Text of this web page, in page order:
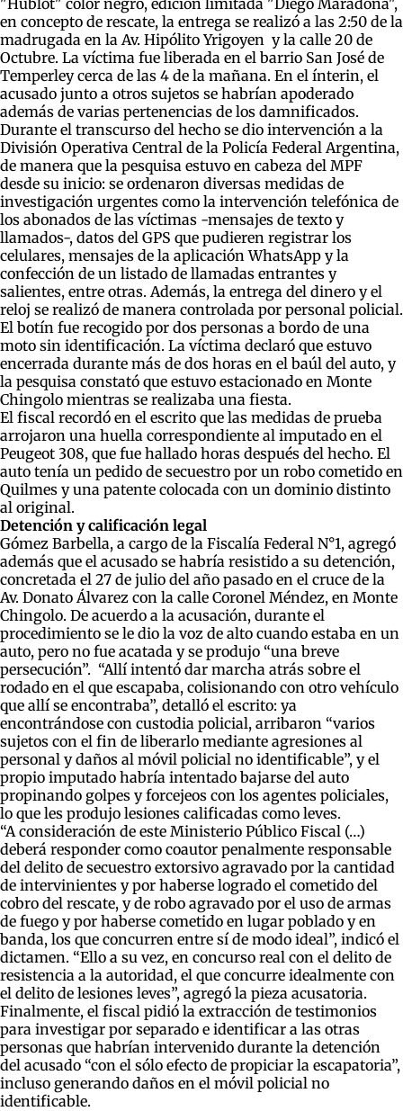
en concepto de rescate, la entrega se realizó a las 2:50 de la
madrugada en la Av. Hipólito Yrigoyen y la calle 20 de
Octubre. La víctima fue liberada en el barrio San José de
Temperley cerca de las 4 de la mañana. En el ínterin, el
acusado junto a otros sujetos se habrían apoderado
además de varias pertenencias de los damnificados.
Durante el transcurso del hecho se dio intervención a la
División Operativa Central de la Policía Federal Argentina,
de manera que la pesquisa estuvo en cabeza del MPF
desde su inicio: se ordenaron diversas medidas de
investigación urgentes como la intervención telefónica de
los abonados de las víctimas -mensajes de texto y
llamados-, datos del GPS que pudieren registrar los
celulares, mensajes de la aplicación WhatsApp y la
confección de un listado de llamadas entrantes y
salientes, entre otras. Además, la entrega del dinero y el
reloj se realizó de manera controlada por personal policial.
El botín fue recogido por dos personas a bordo de una
moto sin identificación. La víctima declaró que estuvo
encerrada durante más de dos horas en el baúl del auto, y
la pesquisa constató que estuvo estacionado en Monte
Chingolo mientras se realizaba una fiesta.
El fiscal recordó en el escrito que las medidas de prueba
arrojaron una huella correspondiente al imputado en el
Peugeot 308, que fue hallado horas después del hecho. El
auto tenía un pedido de secuestro por un robo cometido en
Quilmes y una patente colocada con un dominio distinto
al original.
Detención y calificación legal
Gómez Barbella, a cargo de la Fiscalía Federal N°1, agregó
además que el acusado se habría resistido a su detención,
concretada el 27 de julio del año pasado en el cruce de la
Av. Donato Álvarez con la calle Coronel Méndez, en Monte
Chingolo. De acuerdo a la acusación, durante el
procedimiento se le dio la voz de alto cuando estaba en un
auto, pero no fue acatada y se produjo “una breve
persecución”. “Allí intentó dar marcha atrás sobre el
rodado en el que escapaba, colisionando con otro vehículo
que allí se encontraba”, detalló el escrito: ya
encontrándose con custodia policial, arribaron “varios
sujetos con el fin de liberarlo mediante agresiones al
personal y daños al móvil policial no identificable”, y el
propio imputado habría intentado bajarse del auto
propinando golpes y forcejeos con los agentes policiales,
lo que les produjo lesiones calificadas como leves.
“A consideración de este Ministerio Público Fiscal (…)
deberá responder como coautor penalmente responsable
del delito de secuestro extorsivo agravado por la cantidad
de intervinientes y por haberse logrado el cometido del
cobro del rescate, y de robo agravado por el uso de armas
de fuego y por haberse cometido en lugar poblado y en
banda, los que concurren entre sí de modo ideal”, indicó el
dictamen. “Ello a su vez, en concurso real con el delito de
resistencia a la autoridad, el que concurre idealmente con
el delito de lesiones leves”, agregó la pieza acusatoria.
Finalmente, el fiscal pidió la extracción de testimonios
para investigar por separado e identificar a las otras
personas que habrían intervenido durante la detención
del acusado “con el sólo efecto de propiciar la escapatoria”,
incluso generando daños en el móvil policial no
identificable.